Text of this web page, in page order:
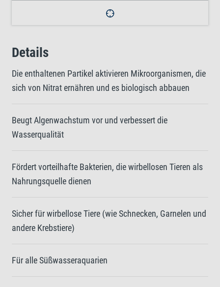
Details
Die enthaltenen Partikel aktivieren Mikroorganismen, die
sich von Nitrat ernähren und es biologisch abbauen
Beugt Algenwachstum vor und verbessert die
Wasserqualität
Fördert vorteilhafte Bakterien, die wirbellosen Tieren als
Nahrungsquelle dienen
Sicher für wirbellose Tiere (wie Schnecken, Garnelen und
andere Krebstiere)
Für alle Süßwasseraquarien